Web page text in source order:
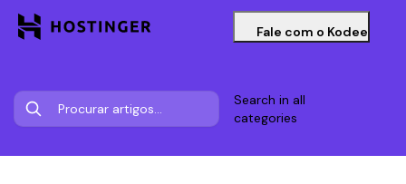
Fale com o Kodee
Search in all
categories